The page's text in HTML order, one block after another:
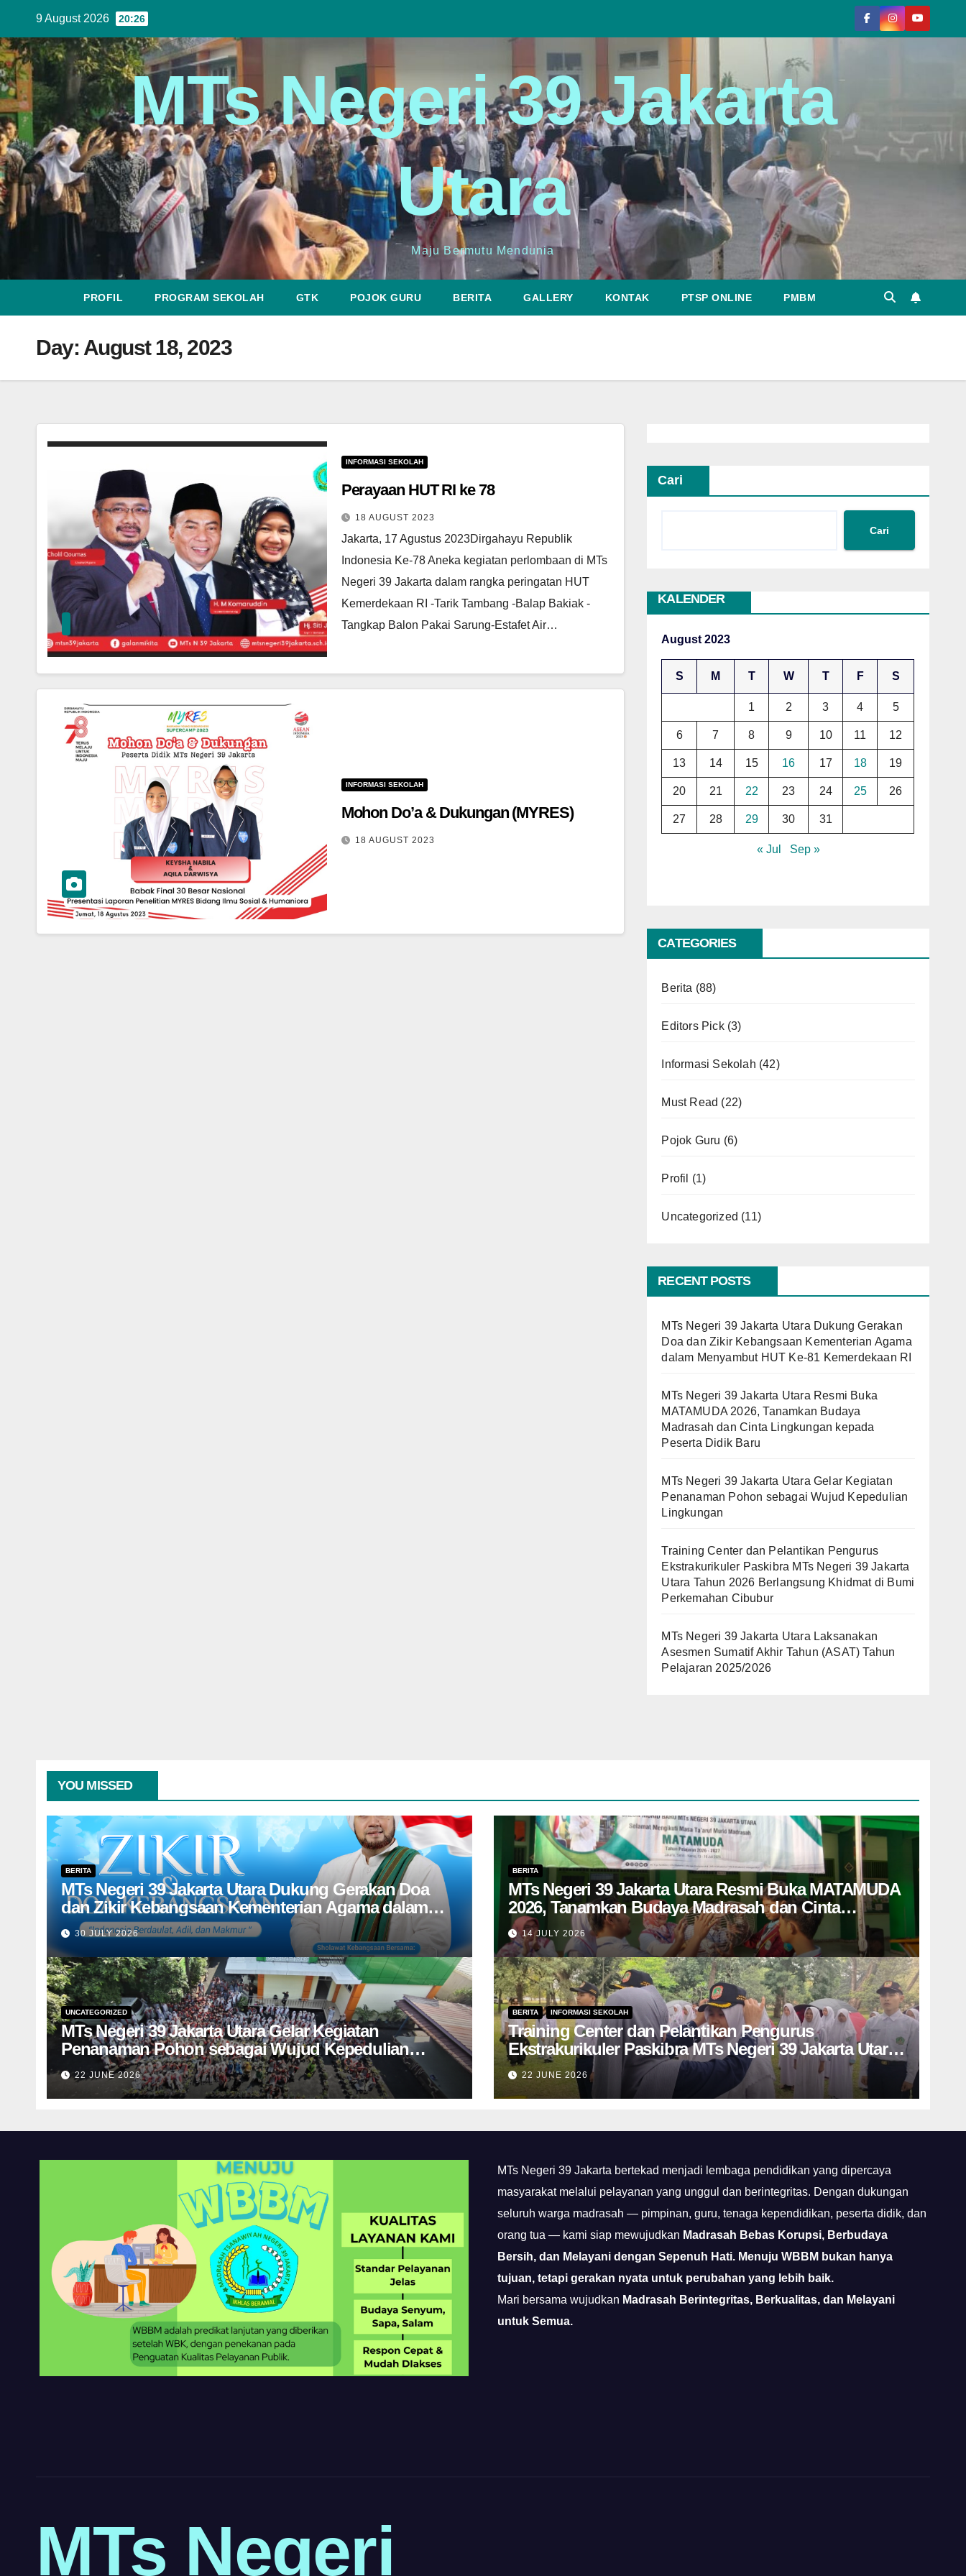
9 August 2026 20:26
MTs Negeri 39 Jakarta
Utara
Maju Bermutu Mendunia
PROFIL PROGRAM SEKOLAH GTK POJOK GURU BERITA GALLERY KONTAK PTSP ONLINE PMBM
Day: August 18, 2023
INFORMASI SEKOLAH
Perayaan HUT RI ke 78
18 AUGUST 2023
Jakarta, 17 Agustus 2023Dirgahayu Republik
Indonesia Ke-78 Aneka kegiatan perlombaan di MTs
Negeri 39 Jakarta dalam rangka peringatan HUT
Kemerdekaan RI -Tarik Tambang -Balap Bakiak -
Tangkap Balon Pakai Sarung-Estafet Air…
INFORMASI SEKOLAH
Mohon Do’a & Dukungan (MYRES)
18 AUGUST 2023
Cari
Cari
KALENDER
August 2023
S M T W T F S
1 2 3 4 5
6 7 8 9 10 11 12
13 14 15 16 17 18 19
20 21 22 23 24 25 26
27 28 29 30 31
« Jul Sep »
CATEGORIES
Berita (88)
Editors Pick(3)
Informasi Sekolah (42)
Must Read (22)
Pojok Guru (6)
Profil (1)
Uncategorized (11)
RECENT POSTS
MTs Negeri 39 Jakarta Utara Dukung Gerakan
Doa dan Zikir Kebangsaan Kementerian Agama
dalam Menyambut HUT Ke-81 Kemerdekaan RI
MTs Negeri 39 Jakarta Utara Resmi Buka
MATAMUDA 2026, Tanamkan Budaya
Madrasah dan Cinta Lingkungan kepada
Peserta Didik Baru
MTs Negeri 39 Jakarta Utara Gelar Kegiatan
Penanaman Pohon sebagai Wujud Kepedulian
Lingkungan
Training Center dan Pelantikan Pengurus
Ekstrakurikuler Paskibra MTs Negeri 39 Jakarta
Utara Tahun 2026 Berlangsung Khidmat di Bumi
Perkemahan Cibubur
MTs Negeri 39 Jakarta Utara Laksanakan
Asesmen Sumatif Akhir Tahun (ASAT) Tahun
Pelajaran 2025/2026
YOU MISSED
BERITA
MTs Negeri 39 Jakarta Utara Dukung Gerakan Doa
dan Zikir Kebangsaan Kementerian Agama dalam
Menyambut HUT Ke-81 Kemerdekaan RI
30 JULY 2026
BERITA
MTs Negeri 39 Jakarta Utara Resmi Buka MATAMUDA
2026, Tanamkan Budaya Madrasah dan Cinta
Lingkungan kepada Peserta Didik Baru
14 JULY 2026
UNCATEGORIZED
MTs Negeri 39 Jakarta Utara Gelar Kegiatan
Penanaman Pohon sebagai Wujud Kepedulian
Lingkungan
22 JUNE 2026
BERITA INFORMASI SEKOLAH
Training Center dan Pelantikan Pengurus
Ekstrakurikuler Paskibra MTs Negeri 39 Jakarta Utara
Tahun 2026 Berlangsung Khidmat di Bumi
Perkemahan Cibubur
22 JUNE 2026
MTs Negeri 39 Jakarta bertekad menjadi lembaga pendidikan yang dipercaya
masyarakat melalui pelayanan yang unggul dan berintegritas. Dengan dukungan
seluruh warga madrasah — pimpinan, guru, tenaga kependidikan, peserta didik, dan
orang tua — kami siap mewujudkan Madrasah Bebas Korupsi, Berbudaya
Bersih, dan Melayani dengan Sepenuh Hati. Menuju WBBM bukan hanya
tujuan, tetapi gerakan nyata untuk perubahan yang lebih baik.
Mari bersama wujudkan Madrasah Berintegritas, Berkualitas, dan Melayani
untuk Semua.
https://ptnobelindonesia.com/
MTs Negeri